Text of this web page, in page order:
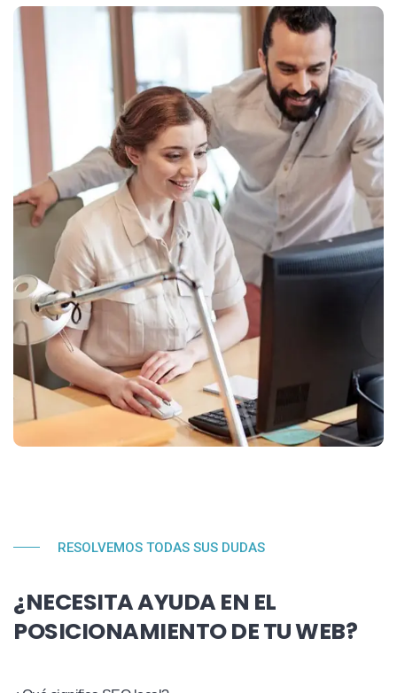
RESOLVEMOS TODAS SUS DUDAS
¿NECESITA AYUDA EN EL
POSICIONAMIENTO DE TU WEB?